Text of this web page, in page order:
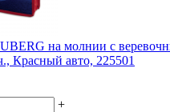
на молнии с
Красный авто, 225501
+